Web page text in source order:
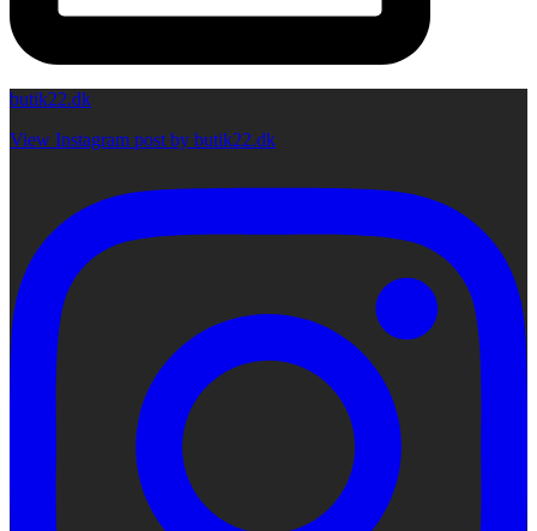
butik22.dk
View Instagram post by butik22.dk